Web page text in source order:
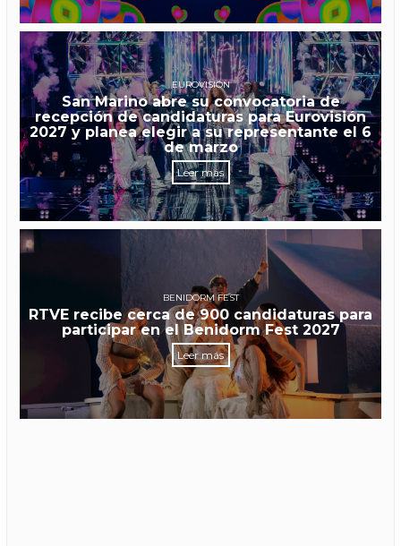
EUROVISIÓN
San Marino abre su convocatoria de
recepción de candidaturas para Eurovisión
2027 y planea elegir a su representante el 6
de marzo
Leer más
BENIDORM FEST
RTVE recibe cerca de 900 candidaturas para
participar en el Benidorm Fest 2027
Leer más